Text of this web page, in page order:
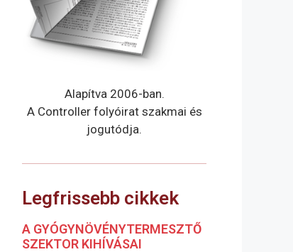
Alapítva 2006-ban.
A Controller folyóirat szakmai és
jogutódja.
Legfrissebb cikkek
A GYÓGYNÖVÉNYTERMESZTŐ
SZEKTOR KIHÍVÁSAI